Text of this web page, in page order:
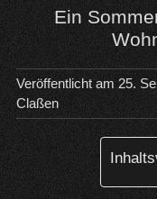
Ein
Veröffentlicht am 25.
Claßen